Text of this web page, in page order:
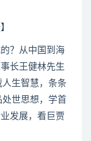
？从中国到海
长王健林先生
生智慧，条条
世思想，学首
发展，看巨贾